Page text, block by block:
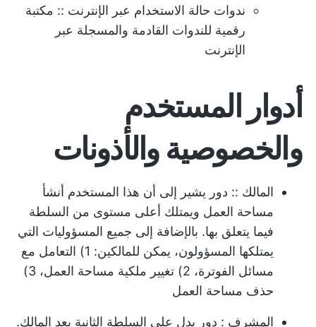
ندوات حالة الاستخدام عبر الإنترنت :: مكتبة
رقمية للندوات القادمة والمسجلة عبر
الإنترنت
أدوار المستخدم
والخصوصية والأذونات
المالك :: دور يشير إلى أن هذا المستخدم أنشأ
مساحة العمل ويمتلك أعلى مستوى من السلطة
فيما يتعلق بها. بالإضافة إلى جميع المسؤوليات التي
يمتلكها المسؤولون، يمكن للمالكين: 1) التعامل مع
مسائل الفوترة، 2) تغيير ملكية مساحة العمل، 3)
حذف مساحة العمل
المشرف : دور يدل على السلطة الثانية بعد المالك.